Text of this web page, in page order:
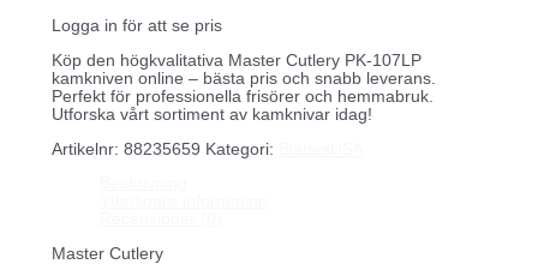
Logga in för att se pris
Köp den högkvalitativa Master Cutlery PK-107LP
kamkniven online – bästa pris och snabb leverans.
Perfekt för professionella frisörer och hemmabruk.
Utforska vårt sortiment av kamknivar idag!
Artikelnr: 88235659 Kategori:
Master Cutlery